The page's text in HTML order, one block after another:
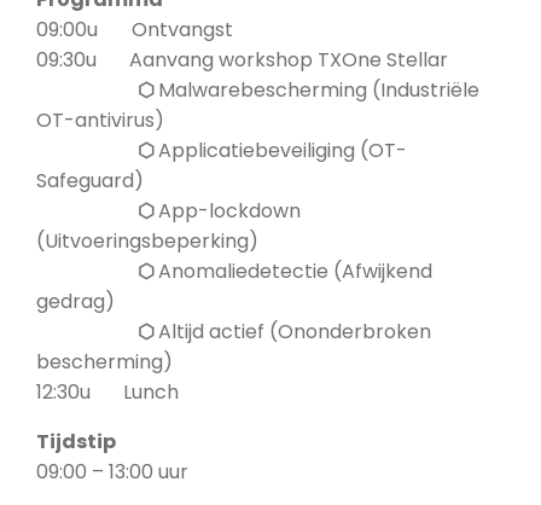
09:00u
Ontvangst
09:30u
Aanvang workshop TXOne Stellar
⬡Malwarebescherming (Industriële
OT-antivirus)
⬡Applicatiebeveiliging (OT-
Safeguard)
⬡App-lockdown
(Uitvoeringsbeperking)
⬡Anomaliedetectie (Afwijkend
gedrag)
⬡Altijd actief (Ononderbroken
bescherming)
12:30u
Lunch
Tijdstip
09:00 – 13:00 uur